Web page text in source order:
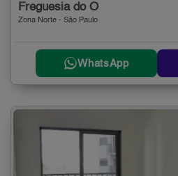
Freguesia do Ó
Zona Norte - São Paulo
WhatsApp